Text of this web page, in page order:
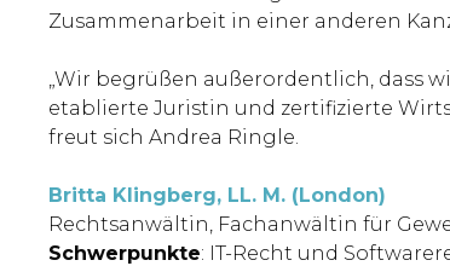
Zusammenarbeit in einer anderen
„Wir begrüßen außerordentlich, dass
etablierte Juristin und zertifizierte
freut sich Andrea Ringle.
Britta Klingberg, LL. M. (London)
Rechtsanwältin, Fachanwältin für
Schwerpunkte: IT-Recht und